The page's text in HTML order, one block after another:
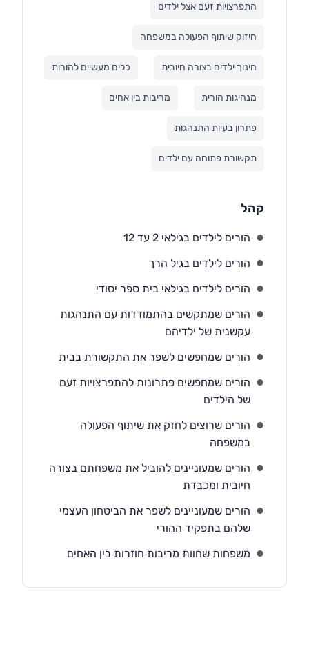
התפרצויות זעם אצל ילדים
חיזוק שיתוף הפעולה במשפחה
חינוך ילדים בצורה חיובית כלים מעשיים להורות
מנהיגות הורית מריבות בין אחים
פתרון בעיות התנהגות
תקשורת פתוחה עם ילדים
קהל
הורים לילדים בגילאי 2 עד 12
הורים לילדים בגיל הרך
הורים לילדים בגילאי בית ספר יסודי
הורים שמתקשים בהתמודדות עם התנהגות
עקשנית של ילדיהם
הורים שמחפשים לשפר את התקשורת בבית
הורים שמחפשים פתרונות להתפרצויות זעם
של הילדים
הורים שרוצים לחזק את שיתוף הפעולה
במשפחה
הורים שמעוניינים להוביל את משפחתם בצורה
חיובית ומכבדת
הורים שמעוניינים לשפר את הביטחון העצמי
שלהם בתפקיד ההורי
משפחות שחוות מריבות חוזרות בין האחים